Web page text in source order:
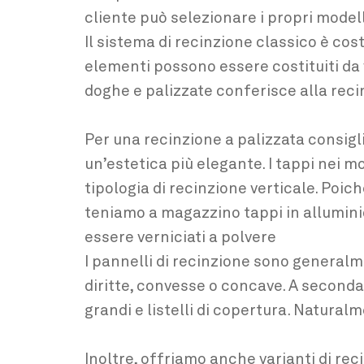
cliente può selezionare i propri
Il sistema di recinzione classico è
elementi possono essere costituiti
doghe e palizzate conferisce alla
Per una recinzione a palizzata
un’estetica più elegante. I tappi nei
tipologia di recinzione verticale.
teniamo a magazzino tappi in
essere verniciati a polvere
I pannelli di recinzione sono
diritte, convesse o concave. A
grandi e listelli di copertura.
Inoltre, offriamo anche varianti di